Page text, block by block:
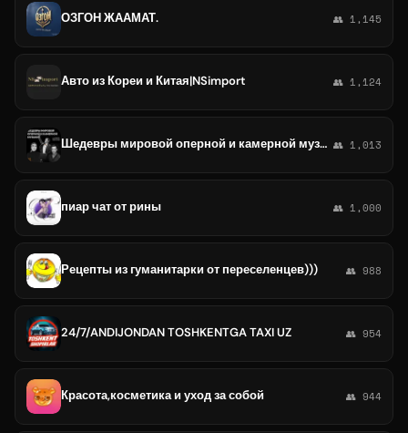
ОЗГОН ЖААМАТ. 👥 1,145
Авто из Кореи и Китая|NSimport 👥 1,124
Шедевры мировой оперной и камерной музыки 👥 1,013
пиар чат от рины 👥 1,000
Рецепты из гуманитарки от переселенцев))) 👥 988
24/7/ANDIJONDAN TOSHKENTGA TAXI UZ 👥 954
Красота,косметика и уход за собой 👥 944